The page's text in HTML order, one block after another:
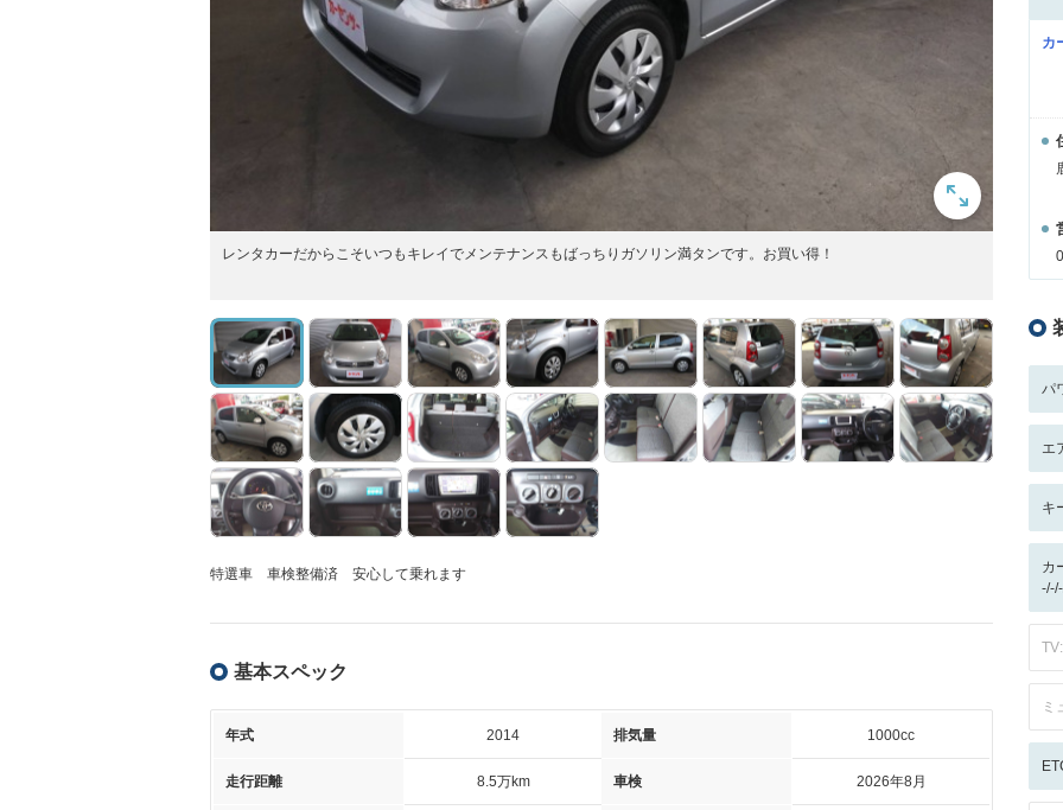
レンタカーだからこそいつもキレイでメンテナンスもばっちりガソリン満タンです。お買い得！
特選車 車検整備済 安心して乗れます
基本スペック
年式 2014 排気量 1000cc
走行距離 8.5万km 車検 2026年8月
カ
パ
エ
キ
カ
ミ